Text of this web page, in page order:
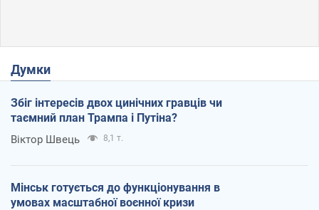
Думки
Збіг інтересів двох цинічних гравців чи
таємний план Трампа і Путіна?
Віктор Швець 8,1 т.
Мінськ готується до функціонування в
умовах масштабної воєнної кризи